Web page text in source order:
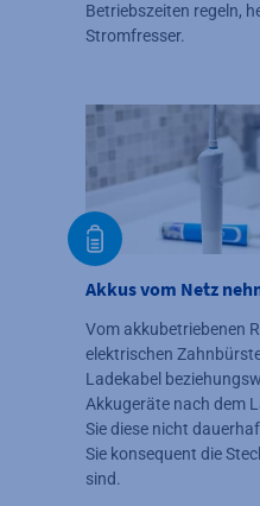
Betriebszeiten regeln,
Stromfresser.
Akkus vom Netz
Vom akkubetriebenen
elektrischen
Ladekabel
Akkugeräte nach dem
Sie diese nicht
Sie konsequent die
sind.